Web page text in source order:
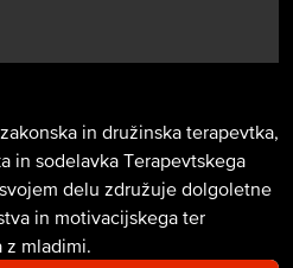
in družinska terapevtka,
in sodelavka Terapevtskega
delu združuje dolgoletne
in motivacijskega ter
mladimi.